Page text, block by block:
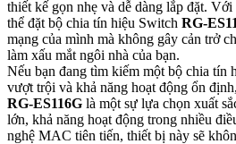
thiết kế gọn nhẹ và dễ dàng lắp đặt.
thể đặt bộ chia tín hiệu Switch RG-
mạng của mình mà không gây cản trở
làm xấu mắt ngôi nhà của bạn.
Nếu bạn đang tìm kiếm một bộ chia tín
vượt trội và khả năng hoạt động ổn
RG-ES116G là một sự lựa chọn xuất
lớn, khả năng hoạt động trong nhiều
nghệ MAC tiên tiến, thiết bị này sẽ